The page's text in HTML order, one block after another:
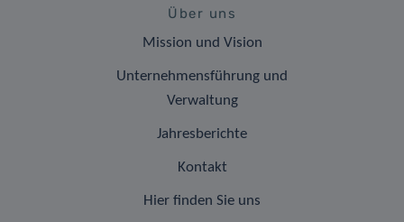
Über uns
Mission und Vision
Unternehmensführung und
Verwaltung
Jahresberichte
Kontakt
Hier finden Sie uns